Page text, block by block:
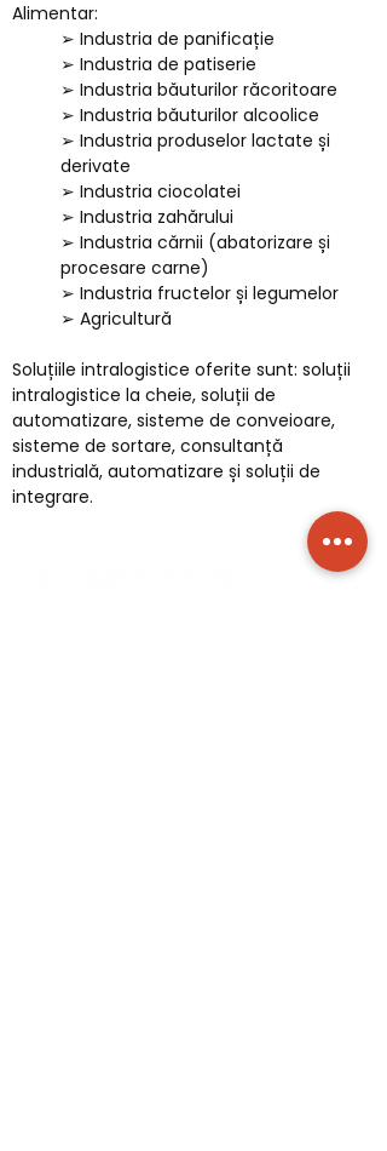
Alimentar:
➢ Industria de panificație
➢ Industria de patiserie
➢ Industria băuturilor răcoritoare
➢ Industria băuturilor alcoolice
➢ Industria produselor lactate și
derivate
➢ Industria ciocolatei
➢ Industria zahărului
➢ Industria cărnii (abatorizare și
procesare carne)
➢ Industria fructelor și legumelor
➢ Agricultură
Soluțiile intralogistice oferite sunt: soluții
intralogistice la cheie, soluții de
automatizare, sisteme de conveioare,
sisteme de sortare, consultanță
industrială, automatizare și soluții de
integrare.